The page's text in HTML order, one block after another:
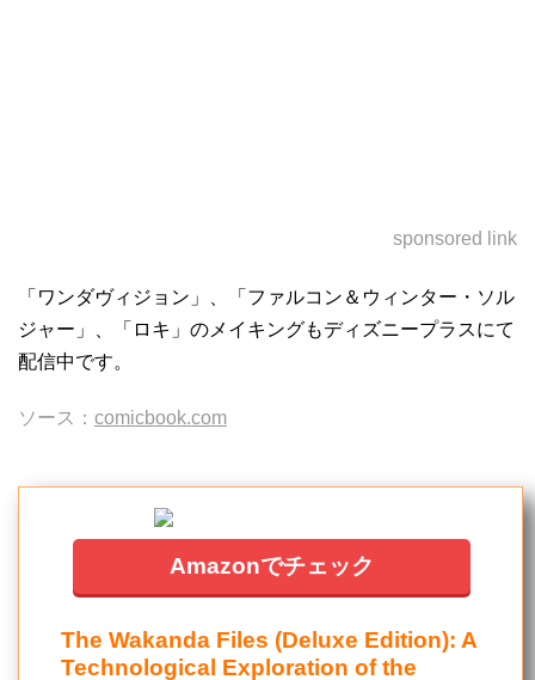
sponsored link
「ワンダヴィジョン」、「ファルコン＆ウィンター・ソル
ジャー」、「ロキ」のメイキングもディズニープラスにて
配信中です。
ソース： comicbook.com
Amazonでチェック
The Wakanda Files (Deluxe Edition): A
Technological Exploration of the